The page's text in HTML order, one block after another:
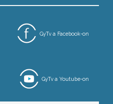
GyTv a Facebook-on
GyTv a Youtube-on